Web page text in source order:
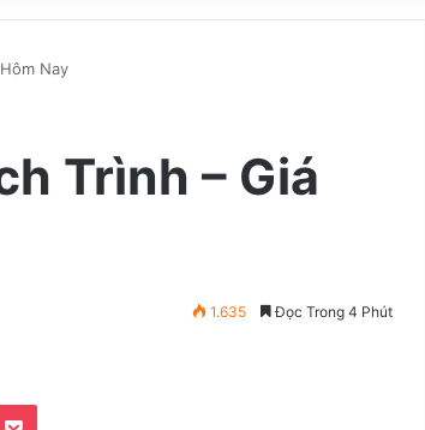
Nay
Trình – Giá
1.635 Đọc Trong 4 Phút
Pocket